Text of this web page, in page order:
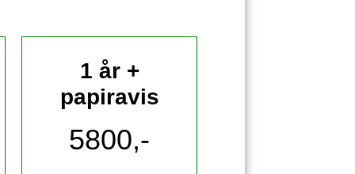
1 år +
papiravis
5800,-